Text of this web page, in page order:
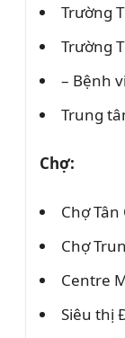
Trường
Trường
– Bệnh
Trung
Chợ:
Chợ Tân
Chợ
Centre
Siêu thị